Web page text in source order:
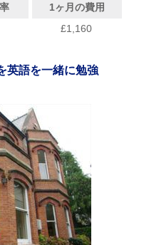
1ヶ月の費用
£1,160
英語を一緒に勉強